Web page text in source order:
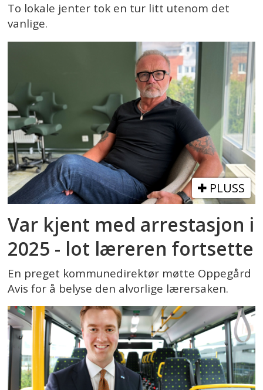
To lokale jenter tok en tur litt utenom det
vanlige.
PLUSS
Var kjent med arrestasjon i
2025 - lot læreren fortsette
En preget kommunedirektør møtte Oppegård
Avis for å belyse den alvorlige lærersaken.